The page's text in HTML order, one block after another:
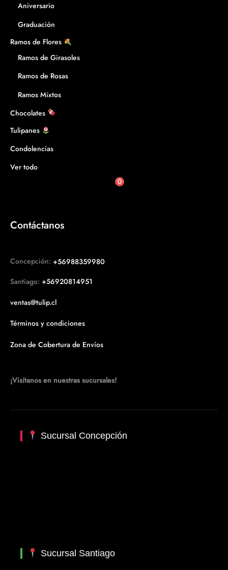
Aniversario
Graduación
Ramos de Flores
Ramos de Girasoles
Ramos de Rosas
Ramos Mixtos
Chocolates
Tulipanes
Condolencias
Ver todo
0
Contáctanos
Concepción: +56988359980
Santiago: +56920814951
ventas@tulip.cl
Términos y condiciones
Zona de Cobertura de Envíos
¡Visítanos en nuestras sucursales!
Sucursal Concepción
Sucursal Santiago